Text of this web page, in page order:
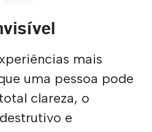
mais
uma pessoa pode
clareza, o
e